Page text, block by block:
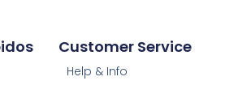
Customer Service
Help & Info